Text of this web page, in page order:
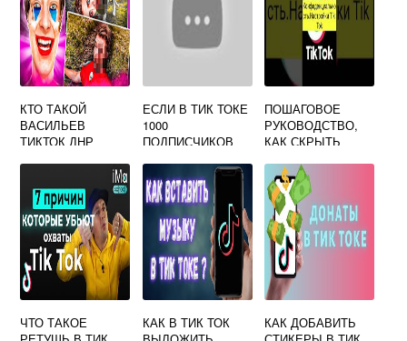
КТО ТАКОЙ
ВАСИЛЬЕВ
ТИКТОК ДНР
ЕСЛИ В ТИК ТОКЕ
1000
ПОДПИСЧИКОВ
ПОШАГОВОЕ
РУКОВОДСТВО,
КАК СКРЫТЬ
ВИДЕО В ТИК ТОК
ЧТО ТАКОЕ
КАК В ТИК ТОК
КАК ДОБАВИТЬ